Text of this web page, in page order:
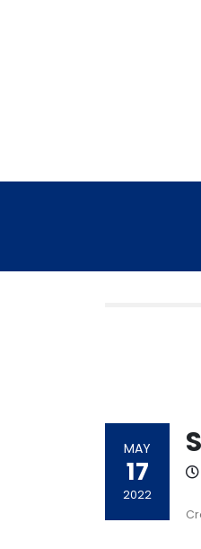
MAY
17
2022